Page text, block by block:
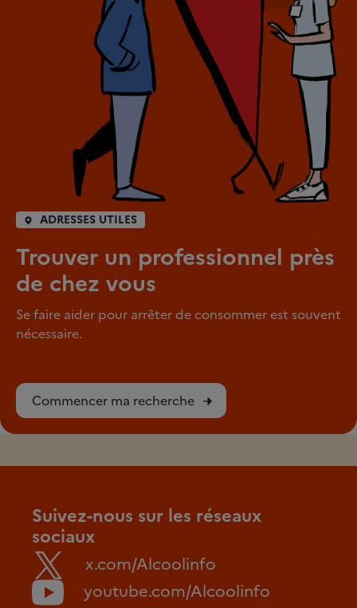
ADRESSES UTILES
Trouver un professionnel près
de chez vous
Se faire aider pour arrêter de consommer est souvent
nécessaire.
Commencer ma recherche
Suivez-nous sur les réseaux
sociaux
x.com/Alcoolinfo
youtube.com/Alcoolinfo